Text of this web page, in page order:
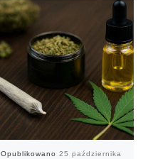
Opublikowano 25 października